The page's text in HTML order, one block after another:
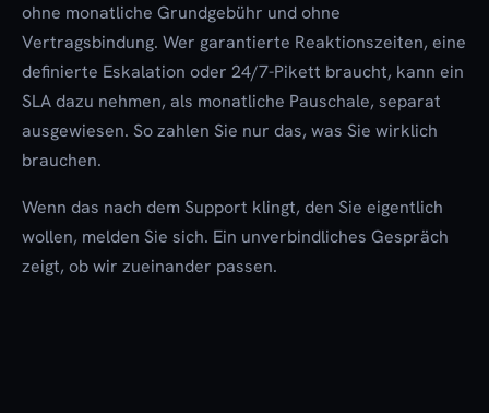
ohne monatliche Grundgebühr und ohne
Vertragsbindung. Wer garantierte Reaktionszeiten, eine
definierte Eskalation oder 24/7-Pikett braucht, kann ein
SLA dazu nehmen, als monatliche Pauschale, separat
ausgewiesen. So zahlen Sie nur das, was Sie wirklich
brauchen.
Wenn das nach dem Support klingt, den Sie eigentlich
wollen, melden Sie sich. Ein unverbindliches Gespräch
zeigt, ob wir zueinander passen.